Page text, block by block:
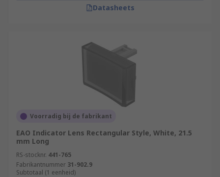
Datasheets
Voorradig bij de fabrikant
EAO Indicator Lens Rectangular Style, White, 21.5
mm Long
RS-stocknr. 441-765
Fabrikantnummer 31-902.9
Subtotaal (1 eenheid)